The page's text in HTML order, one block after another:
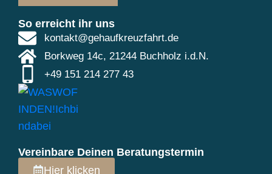
So erreicht ihr uns
kontakt@gehaufkreuzfahrt.de
Borkweg 14c, 21244 Buchholz i.d.N.
+49 151 214 277 43
Vereinbare Deinen Beratungstermin
Hier klicken